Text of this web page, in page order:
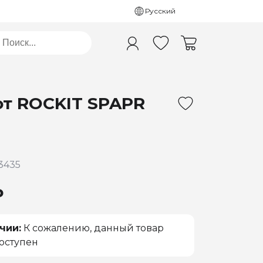
Русский
ROCKIT SPAPR
К сожалению, данный товар